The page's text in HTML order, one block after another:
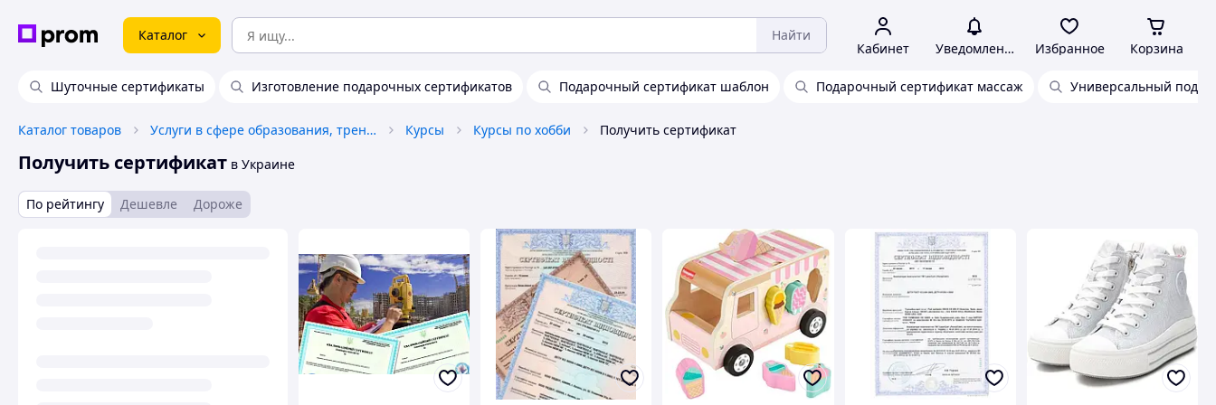
Каталог Найти
Кабинет Уведомления Избранное Корзина
Шуточные сертификаты Изготовление подарочных сертификатов Подарочный сертификат шаблон Подарочный сертификат массаж Универсальный
Каталог товаров Услуги в сфере образования, тренинги Курсы Курсы по хобби Получить сертификат
Получить сертификат в Украине
По рейтингу Дешевле Дороже